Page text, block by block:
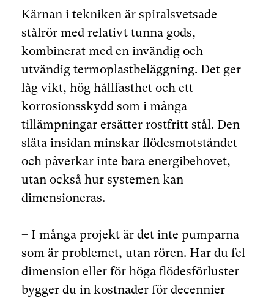
Kärnan i tekniken är spiralsvetsade
stålrör med relativt tunna gods,
kombinerat med en invändig och
utvändig termoplastbeläggning. Det ger
låg vikt, hög hållfasthet och ett
korrosionsskydd som i många
tillämpningar ersätter rostfritt stål. Den
släta insidan minskar flödesmotståndet
och påverkar inte bara energibehovet,
utan också hur systemen kan
dimensioneras.
– I många projekt är det inte pumparna
som är problemet, utan rören. Har du fel
dimension eller för höga flödesförluster
bygger du in kostnader för decennier